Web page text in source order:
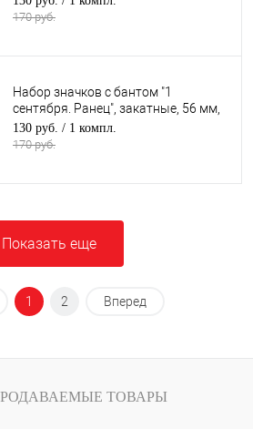
170 руб.
Набор значков с бантом "1
сентября. Ранец", закатные, 56 мм,
5 шт
130 руб. / 1 компл.
170 руб.
Показать еще
1 2 Вперед
ТОВАРЫ